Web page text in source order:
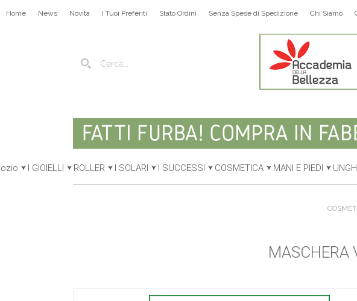
Home News Novità I Tuoi Preferiti Stato Ordini Senza Spese di Spedizione Chi Siamo
I GIOIELLI ROLLER I SOLARI I SUCCESSI COSMETICA MANI E PIEDI
MASCHERA